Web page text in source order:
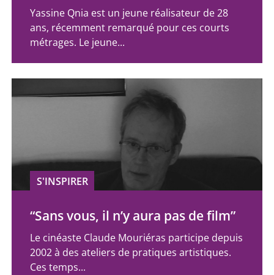
Yassine Qnia est un jeune réalisateur de 28
ans, récemment remarqué pour ces courts
métrages. Le jeune...
S'INSPIRER
“Sans vous, il n’y aura pas de film”
Le cinéaste Claude Mouriéras participe depuis
2002 à des ateliers de pratiques artistiques.
Ces temps...